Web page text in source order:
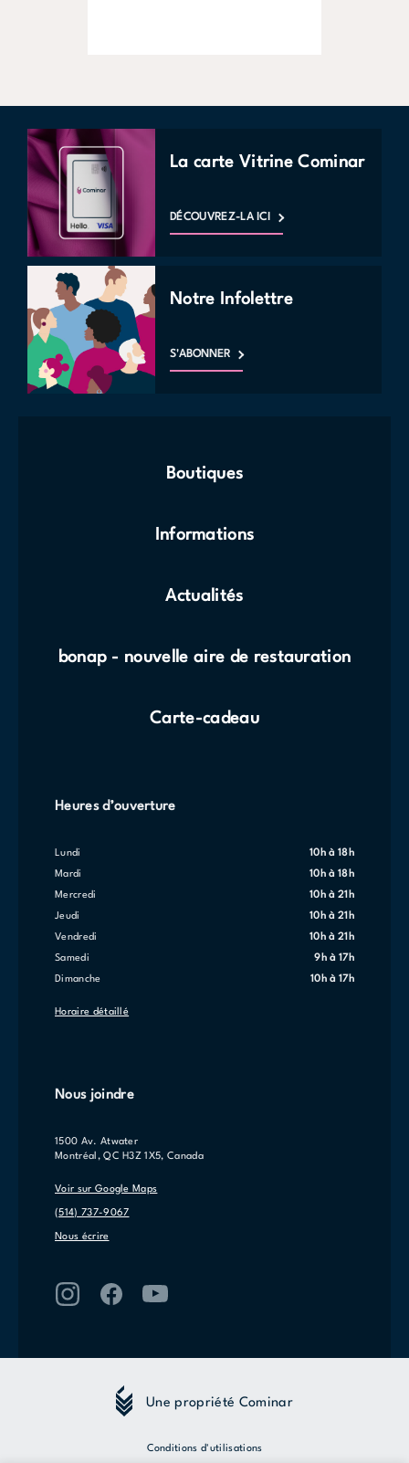
La carte Vitrine Cominar
DÉCOUVREZ-LA ICI
Notre Infolettre
S'ABONNER
Boutiques
Informations
Actualités
bonap - nouvelle aire de restauration
Carte-cadeau
Heures d’ouverture
lundi 10h à 18h
mardi 10h à 18h
mercredi 10h à 21h
jeudi 10h à 21h
vendredi 10h à 21h
samedi 9h à 17h
dimanche 10h à 17h
Horaire détaillé
Nous joindre
1500 Av. Atwater
Montréal, QC H3Z 1X5, Canada
Voir sur Google Maps
(514) 737-9067
Nous écrire
Une propriété Cominar
Conditions d'utilisations